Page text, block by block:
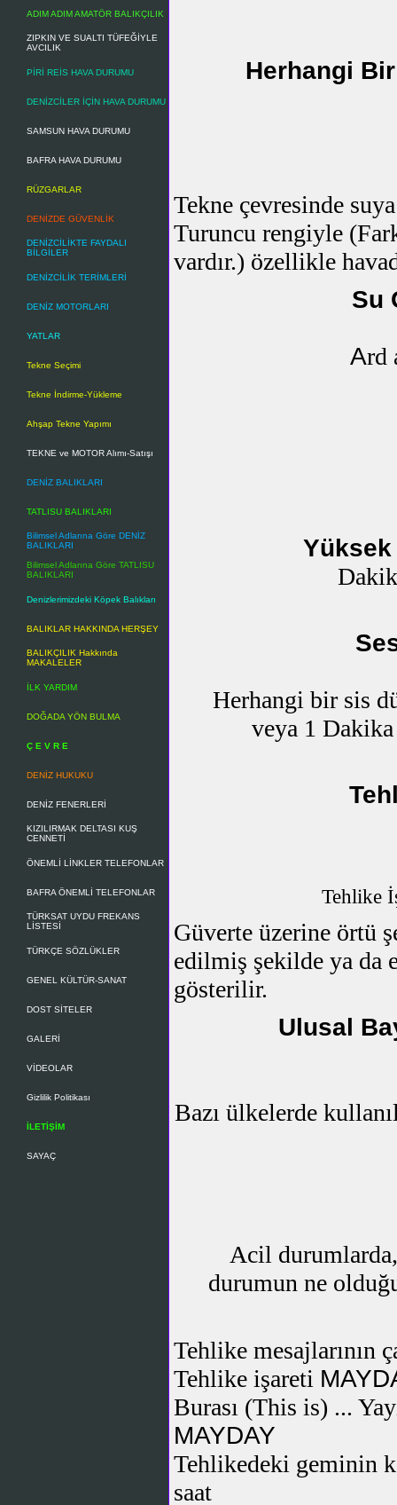
ADIM ADIM AMATÖR BALIKÇILIK
ZIPKIN VE SUALTI TÜFEĞİYLE
AVCILIK
PİRİ REİS HAVA DURUMU
DENİZCİLER İÇİN HAVA DURUMU
SAMSUN HAVA DURUMU
BAFRA HAVA DURUMU
RÜZGARLAR
DENİZDE GÜVENLİK
DENİZCİLİKTE FAYDALI
BİLGİLER
DENİZCİLİK TERİMLERİ
DENİZ MOTORLARI
YATLAR
Tekne Seçimi
Tekne İndirme-Yükleme
Ahşap Tekne Yapımı
TEKNE ve MOTOR Alımı-Satışı
DENİZ BALIKLARI
TATLISU BALIKLARI
Bilimsel Adlarına Göre DENİZ
BALIKLARI
Bilimsel Adlarına Göre TATLISU
BALIKLARI
Denizlerimizdeki Köpek Balıkları
BALIKLAR HAKKINDA HERŞEY
BALIKÇILIK Hakkında
MAKALELER
İLK YARDIM
DOĞADA YÖN BULMA
Ç E V R E
DENİZ HUKUKU
DENİZ FENERLERİ
KIZILIRMAK DELTASI KUŞ
CENNETİ
ÖNEMLİ LİNKLER TELEFONLAR
BAFRA ÖNEMLİ TELEFONLAR
TÜRKSAT UYDU FREKANS
LİSTESİ
TÜRKÇE SÖZLÜKLER
GENEL KÜLTÜR-SANAT
DOST SİTELER
GALERİ
VİDEOLAR
Gizlilik Politikası
İLETİŞİM
SAYAÇ
Herhangi
Tekne çevresinde
Turuncu rengiyle
vardır.) özellikle
Su
Ard
Yüksek
Herhangi bir sis
veya 1 Dakika
Tehlike
Güverte üzerine örtü
edilmiş şekilde ya da
gösterilir.
Ulusal
Bazı ülkelerde
Acil
durumun ne
Tehlike mesajlarının
Tehlike işareti
Burası (This is) ...
MAYDAY
Tehlikedeki geminin
saat